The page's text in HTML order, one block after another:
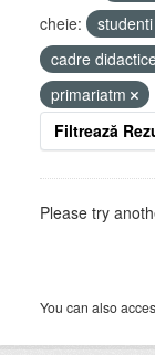
cheie:
studenti
cadre
primariatm
Filtrează
Please try
You can also